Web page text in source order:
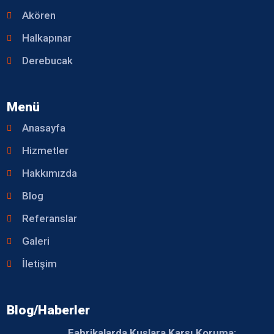
Akören
Halkapınar
Derebucak
Menü
Anasayfa
Hizmetler
Hakkımızda
Blog
Referanslar
Galeri
İletişim
Blog/Haberler